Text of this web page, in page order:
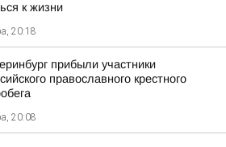
к жизни
20:18
прибыли участники
православного крестного
20:08